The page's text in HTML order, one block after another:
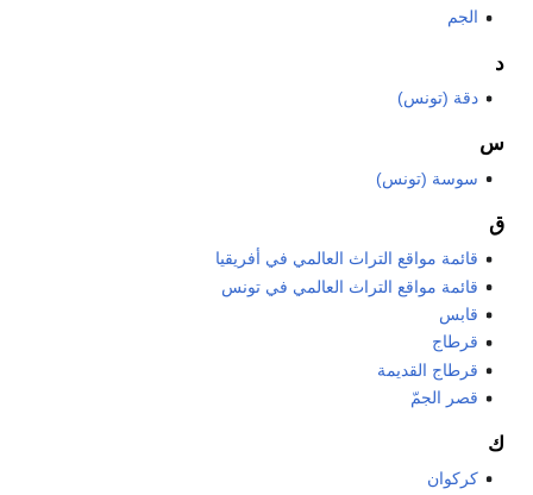
الجم
د
دقة (تونس)
س
سوسة (تونس)
ق
قائمة مواقع التراث العالمي في أفريقيا
قائمة مواقع التراث العالمي في تونس
قابس
قرطاج
قرطاج القديمة
قصر الجمّ
ك
كركوان